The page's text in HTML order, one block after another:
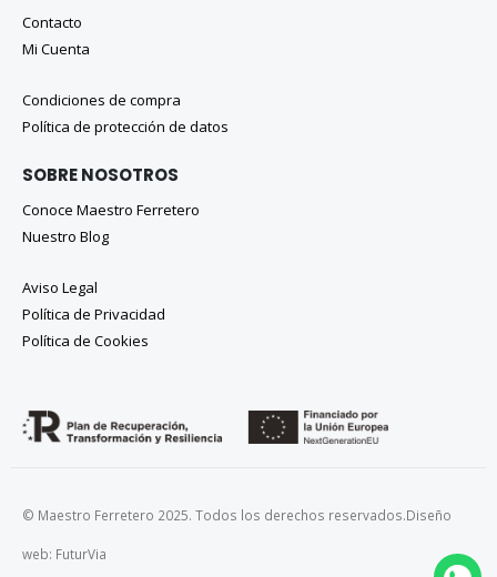
Contacto
Mi Cuenta
Condiciones de compra
Política de protección de datos
SOBRE NOSOTROS
Conoce Maestro Ferretero
Nuestro Blog
Aviso Legal
Política de Privacidad
Política de Cookies
© Maestro Ferretero 2025. Todos los derechos reservados.Diseño
web: FuturVia